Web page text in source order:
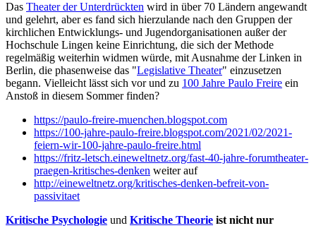
Das Theater der Unterdrückten wird in über 70 Ländern angewandt
und gelehrt, aber es fand sich hierzulande nach den Gruppen der
kirchlichen Entwicklungs- und Jugendorganisationen außer der
Hochschule Lingen keine Einrichtung, die sich der Methode
regelmäßig weiterhin widmen würde, mit Ausnahme der Linken in
Berlin, die phasenweise das "Legislative Theater" einzusetzen
begann. Vielleicht lässt sich vor und zu 100 Jahre Paulo Freire ein
Anstoß in diesem Sommer finden?
https://paulo-freire-muenchen.blogspot.com
https://100-jahre-paulo-freire.blogspot.com/2021/02/2021-
feiern-wir-100-jahre-paulo-freire.html
https://fritz-letsch.eineweltnetz.org/fast-40-jahre-forumtheater-
praegen-kritisches-denken weiter auf
http://eineweltnetz.org/kritisches-denken-befreit-von-
passivitaet
Kritische Psychologie und Kritische Theorie ist nicht nur